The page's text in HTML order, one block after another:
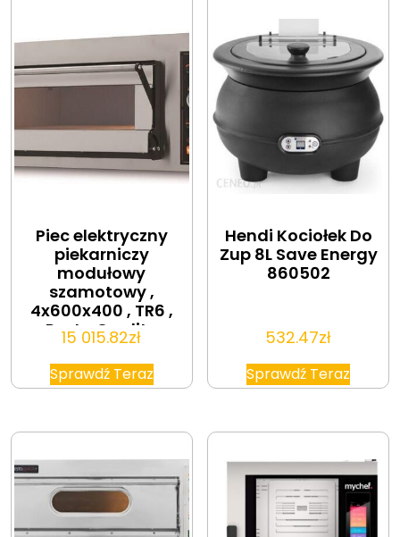
Piec elektryczny
piekarniczy
modułowy
szamotowy ,
4x600x400 , TR6 ,
Resto Quality
15 015.82zł
Sprawdź Teraz
Hendi Kociołek Do
Zup 8L Save Energy
860502
532.47zł
Sprawdź Teraz